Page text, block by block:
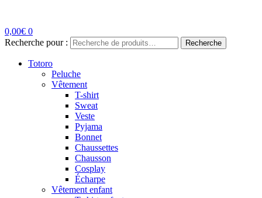
0,00€ 0
Recherche pour :
Recherche
Totoro
Peluche
Vêtement
T-shirt
Sweat
Veste
Pyjama
Bonnet
Chaussettes
Chausson
Cosplay
Écharpe
Vêtement enfant